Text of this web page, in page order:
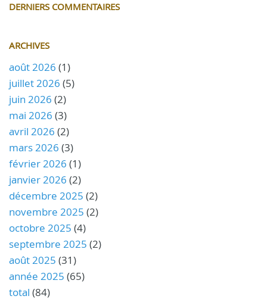
DERNIERS COMMENTAIRES
ARCHIVES
août 2026 (1)
juillet 2026 (5)
juin 2026 (2)
mai 2026 (3)
avril 2026 (2)
mars 2026 (3)
février 2026 (1)
janvier 2026 (2)
décembre 2025 (2)
novembre 2025 (2)
octobre 2025 (4)
septembre 2025 (2)
août 2025 (31)
année 2025 (65)
total (84)